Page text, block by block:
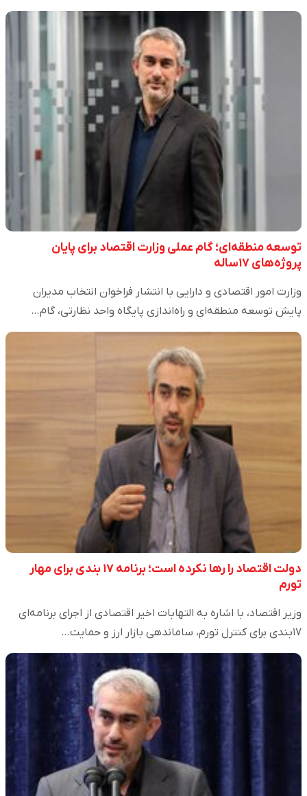
توسعه منطقه‌ای؛ گام عملی وزارت اقتصاد برای پایان
پروژه‌های ۱۷‌ساله
وزارت امور اقتصادی و دارایی با انتشار فراخوان انتخاب مدیران
پایش توسعه منطقه‌ای و راه‌اندازی پایگاه واحد نظارتی، گام…
دولت اقتصاد را رها نکرده است؛ برنامه ۱۷ بندی برای مهار
تورم
وزیر اقتصاد، با اشاره به التهابات اخیر اقتصادی از اجرای برنامه‌ای
۱۷بندی برای کنترل تورم، ساماندهی بازار ارز و حمایت…